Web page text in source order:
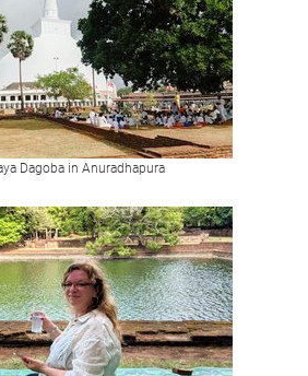
Dagoba in Anuradhapura